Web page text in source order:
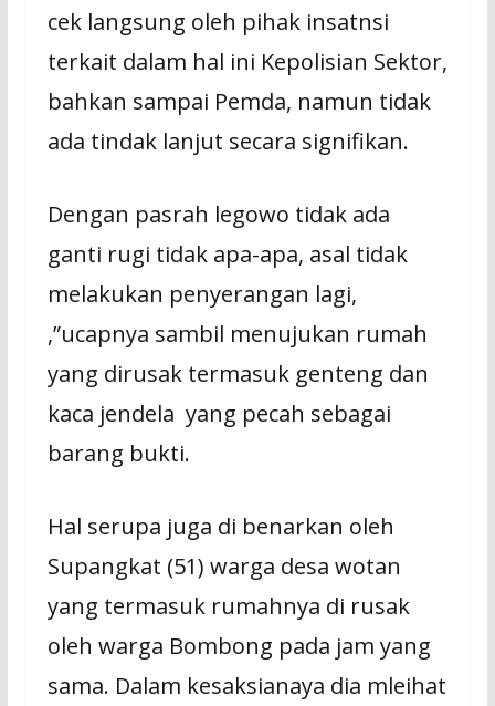
cek langsung oleh pihak insatnsi
terkait dalam hal ini Kepolisian Sektor,
bahkan sampai Pemda, namun tidak
ada tindak lanjut secara signifikan.
Dengan pasrah legowo tidak ada
ganti rugi tidak apa-apa, asal tidak
melakukan penyerangan lagi,
,”ucapnya sambil menujukan rumah
yang dirusak termasuk genteng dan
kaca jendela yang pecah sebagai
barang bukti.
Hal serupa juga di benarkan oleh
Supangkat (51) warga desa wotan
yang termasuk rumahnya di rusak
oleh warga Bombong pada jam yang
sama. Dalam kesaksianaya dia mleihat